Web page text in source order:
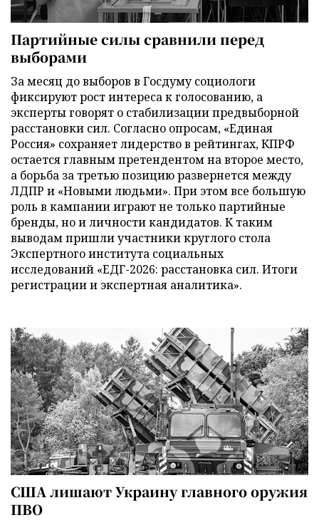
Партийные силы сравнили перед
выборами
За месяц до выборов в Госдуму социологи
фиксируют рост интереса к голосованию, а
эксперты говорят о стабилизации предвыборной
расстановки сил. Согласно опросам, «Единая
Россия» сохраняет лидерство в рейтингах, КПРФ
остается главным претендентом на второе место,
а борьба за третью позицию развернется между
ЛДПР и «Новыми людьми». При этом все большую
роль в кампании играют не только партийные
бренды, но и личности кандидатов. К таким
выводам пришли участники круглого стола
Экспертного института социальных
исследований «ЕДГ-2026: расстановка сил. Итоги
регистрации и экспертная аналитика».
США лишают Украину главного оружия
ПВО